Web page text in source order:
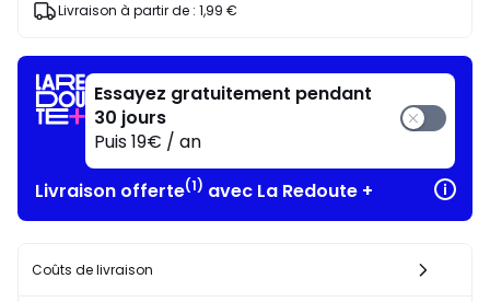
Livraison à partir de : 1,99 €
Essayez gratuitement pendant
30 jours
Puis 19€ / an
Livraison offerte(1) avec La Redoute +
Coûts de livraison